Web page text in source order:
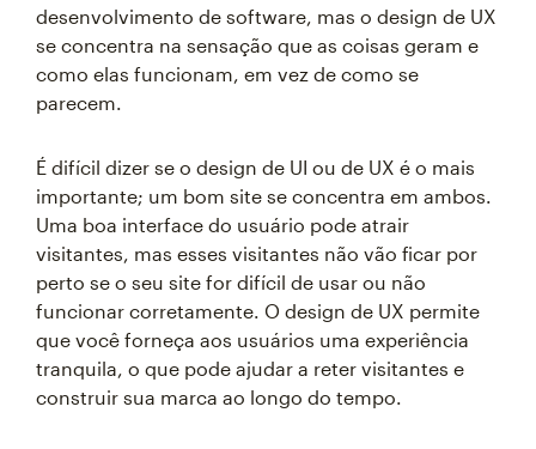
desenvolvimento de software, mas o design de UX
se concentra na sensação que as coisas geram e
como elas funcionam, em vez de como se
parecem.
É difícil dizer se o design de UI ou de UX é o mais
importante; um bom site se concentra em ambos.
Uma boa interface do usuário pode atrair
visitantes, mas esses visitantes não vão ficar por
perto se o seu site for difícil de usar ou não
funcionar corretamente. O design de UX permite
que você forneça aos usuários uma experiência
tranquila, o que pode ajudar a reter visitantes e
construir sua marca ao longo do tempo.